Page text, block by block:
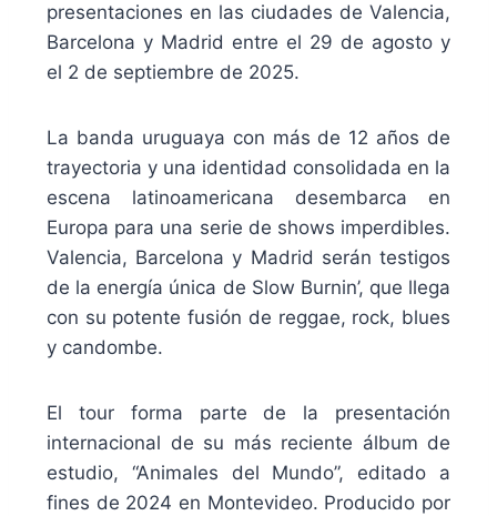
presentaciones en las ciudades de Valencia,
Barcelona y Madrid entre el 29 de agosto y
el 2 de septiembre de 2025.
La banda uruguaya con más de 12 años de
trayectoria y una identidad consolidada en la
escena latinoamericana desembarca en
Europa para una serie de shows imperdibles.
Valencia, Barcelona y Madrid serán testigos
de la energía única de Slow Burnin’, que llega
con su potente fusión de reggae, rock, blues
y candombe.
El tour forma parte de la presentación
internacional de su más reciente álbum de
estudio, “Animales del Mundo”, editado a
fines de 2024 en Montevideo. Producido por